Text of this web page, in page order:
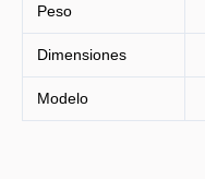
Peso
Dimensiones
Modelo